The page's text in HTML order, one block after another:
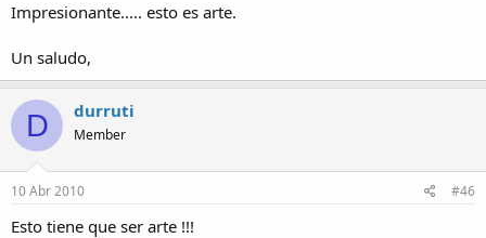
Impresionante..... esto es arte.
Un saludo,
D durruti
Member
10 Abr 2010 #46
Esto tiene que ser arte !!!